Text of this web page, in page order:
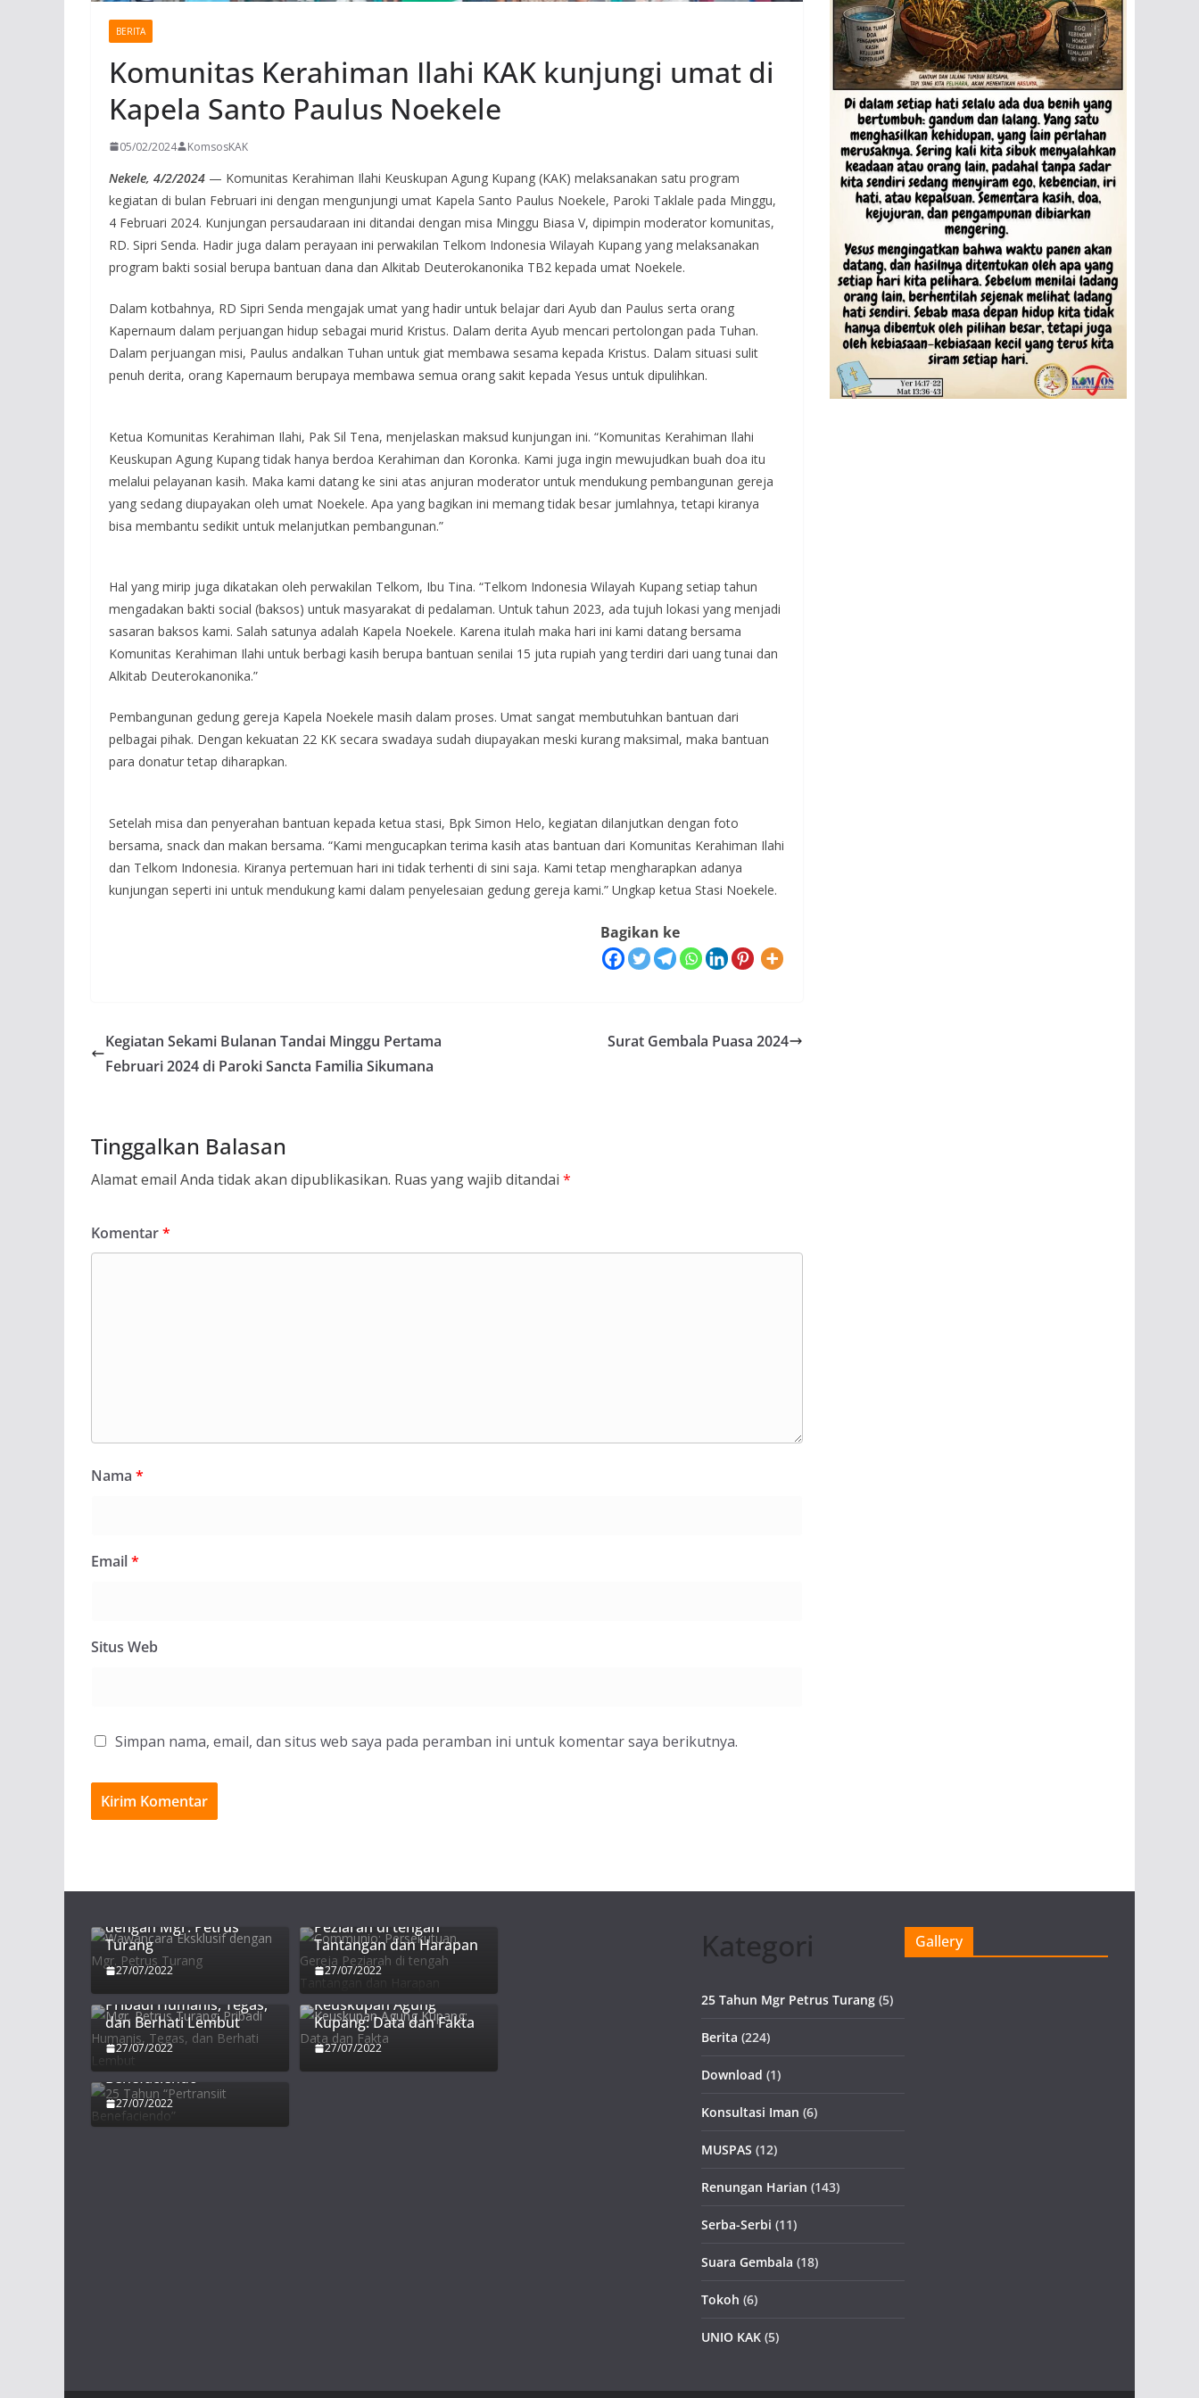
BERITA
Komunitas Kerahiman Ilahi KAK kunjungi umat di
Kapela Santo Paulus Noekele
05/02/2024 KomsosKAK
Nekele, 4/2/2024 — Komunitas Kerahiman Ilahi Keuskupan Agung Kupang (KAK) melaksanakan satu program
kegiatan di bulan Februari ini dengan mengunjungi umat Kapela Santo Paulus Noekele, Paroki Taklale pada Minggu,
4 Februari 2024. Kunjungan persaudaraan ini ditandai dengan misa Minggu Biasa V, dipimpin moderator komunitas,
RD. Sipri Senda. Hadir juga dalam perayaan ini perwakilan Telkom Indonesia Wilayah Kupang yang melaksanakan
program bakti sosial berupa bantuan dana dan Alkitab Deuterokanonika TB2 kepada umat Noekele.
Dalam kotbahnya, RD Sipri Senda mengajak umat yang hadir untuk belajar dari Ayub dan Paulus serta orang
Kapernaum dalam perjuangan hidup sebagai murid Kristus. Dalam derita Ayub mencari pertolongan pada Tuhan.
Dalam perjuangan misi, Paulus andalkan Tuhan untuk giat membawa sesama kepada Kristus. Dalam situasi sulit
penuh derita, orang Kapernaum berupaya membawa semua orang sakit kepada Yesus untuk dipulihkan.
Ketua Komunitas Kerahiman Ilahi, Pak Sil Tena, menjelaskan maksud kunjungan ini. “Komunitas Kerahiman Ilahi
Keuskupan Agung Kupang tidak hanya berdoa Kerahiman dan Koronka. Kami juga ingin mewujudkan buah doa itu
melalui pelayanan kasih. Maka kami datang ke sini atas anjuran moderator untuk mendukung pembangunan gereja
yang sedang diupayakan oleh umat Noekele. Apa yang bagikan ini memang tidak besar jumlahnya, tetapi kiranya
bisa membantu sedikit untuk melanjutkan pembangunan.”
Hal yang mirip juga dikatakan oleh perwakilan Telkom, Ibu Tina. “Telkom Indonesia Wilayah Kupang setiap tahun
mengadakan bakti social (baksos) untuk masyarakat di pedalaman. Untuk tahun 2023, ada tujuh lokasi yang menjadi
sasaran baksos kami. Salah satunya adalah Kapela Noekele. Karena itulah maka hari ini kami datang bersama
Komunitas Kerahiman Ilahi untuk berbagi kasih berupa bantuan senilai 15 juta rupiah yang terdiri dari uang tunai dan
Alkitab Deuterokanonika.”
Pembangunan gedung gereja Kapela Noekele masih dalam proses. Umat sangat membutuhkan bantuan dari
pelbagai pihak. Dengan kekuatan 22 KK secara swadaya sudah diupayakan meski kurang maksimal, maka bantuan
para donatur tetap diharapkan.
Setelah misa dan penyerahan bantuan kepada ketua stasi, Bpk Simon Helo, kegiatan dilanjutkan dengan foto
bersama, snack dan makan bersama. “Kami mengucapkan terima kasih atas bantuan dari Komunitas Kerahiman Ilahi
dan Telkom Indonesia. Kiranya pertemuan hari ini tidak terhenti di sini saja. Kami tetap mengharapkan adanya
kunjungan seperti ini untuk mendukung kami dalam penyelesaian gedung gereja kami.” Ungkap ketua Stasi Noekele.
Bagikan ke
Kegiatan Sekami Bulanan Tandai Minggu Pertama
Februari 2024 di Paroki Sancta Familia Sikumana
Surat Gembala Puasa 2024
Tinggalkan Balasan
Alamat email Anda tidak akan dipublikasikan. Ruas yang wajib ditandai *
Komentar*
Nama *
Email*
Situs Web
Simpan nama, email, dan situs web saya pada peramban ini untuk komentar saya berikutnya.
dengan Mgr. Petrus
Turang
27/07/2022
Communio:
Peziarah di tengah
Tantangan dan Harapan
27/07/2022
Pribadi Humanis, Tegas,
dan Berhati Lembut
27/07/2022
Keuskupan Agung
Kupang: Data dan Fakta
27/07/2022
25 Tahun “Pertransiit
Benefaciendo”
27/07/2022
Kategori
25 Tahun Mgr Petrus Turang (5)
Berita (224)
Download (1)
Konsultasi Iman (6)
MUSPAS (12)
Renungan Harian (143)
Serba-Serbi (11)
Suara Gembala (18)
Tokoh (6)
UNIO KAK (5)
Gallery